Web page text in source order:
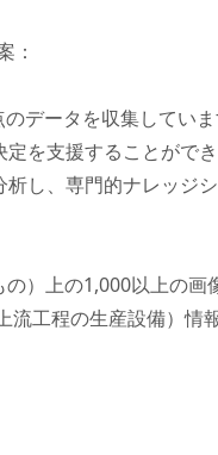
：
データを収集してい
を支援することがで
し、専門的ナレッジ
）上の1,000以上の画
工程の生産設備）情